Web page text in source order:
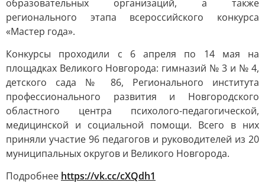
образовательных организаций, а также
регионального этапа всероссийского конкурса
«Мастер года».
Конкурсы проходили с 6 апреля по 14 мая на
площадках Великого Новгорода: гимназий № 3 и № 4,
детского сада № 86, Регионального института
профессионального развития и Новгородского
областного центра психолого-педагогической,
медицинской и социальной помощи. Всего в них
приняли участие 96 педагогов и руководителей из 20
муниципальных округов и Великого Новгорода.
Подробнее https://vk.cc/cXQdh1